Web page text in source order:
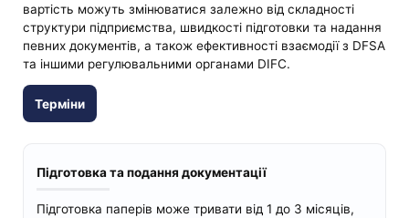
вартість можуть змінюватися залежно від складності
структури підприємства, швидкості підготовки та надання
певних документів, а також ефективності взаємодії з DFSA
та іншими регулювальними органами DIFC.
Терміни
Підготовка та подання документації
Підготовка паперів може тривати від 1 до 3 місяців,